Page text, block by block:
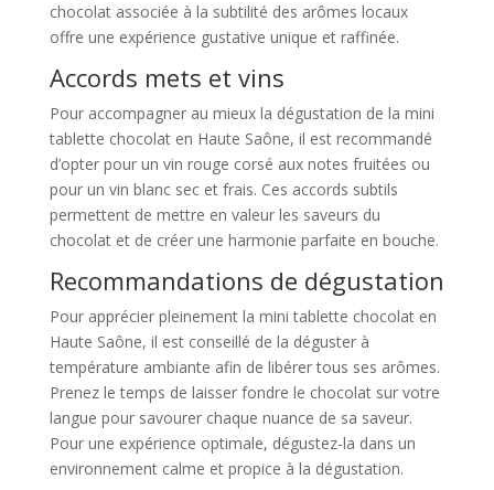
chocolat associée à la subtilité des arômes locaux
offre une expérience gustative unique et raffinée.
Accords mets et vins
Pour accompagner au mieux la dégustation de la mini
tablette chocolat en Haute Saône, il est recommandé
d’opter pour un vin rouge corsé aux notes fruitées ou
pour un vin blanc sec et frais. Ces accords subtils
permettent de mettre en valeur les saveurs du
chocolat et de créer une harmonie parfaite en bouche.
Recommandations de dégustation
Pour apprécier pleinement la mini tablette chocolat en
Haute Saône, il est conseillé de la déguster à
température ambiante afin de libérer tous ses arômes.
Prenez le temps de laisser fondre le chocolat sur votre
langue pour savourer chaque nuance de sa saveur.
Pour une expérience optimale, dégustez-la dans un
environnement calme et propice à la dégustation.